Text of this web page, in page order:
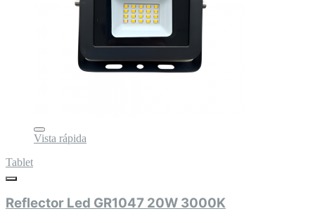
Vista rápida
Tablet
Reflector Led GR1047 20W 3000K